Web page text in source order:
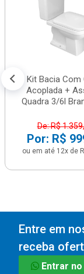
Kit Bacia Com
Acoplada +
Quadra 3/6l
De: R$
Por: R$
ou em até 12x de
Entre em
receba
Entrar